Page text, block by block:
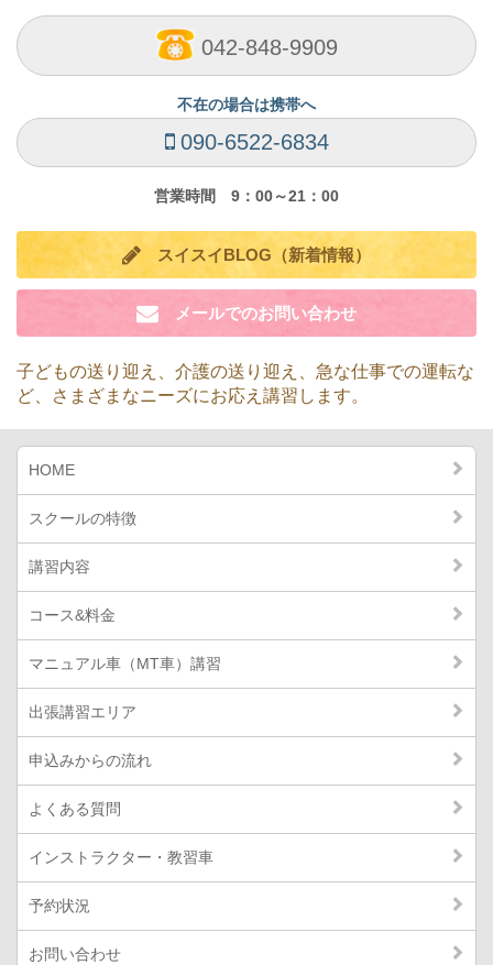
042-848-9909
不在の場合は携帯へ
090-6522-6834
営業時間 9：00～21：00
スイスイBLOG（新着情報）
メールでのお問い合わせ
子どもの送り迎え、介護の送り迎え、急な仕事での運転な
ど、
さまざまなニーズにお応え講習します。
HOME
スクールの特徴
講習内容
コース&料金
マニュアル車（MT車）講習
出張講習エリア
申込みからの流れ
よくある質問
インストラクター・教習車
予約状況
お問い合わせ